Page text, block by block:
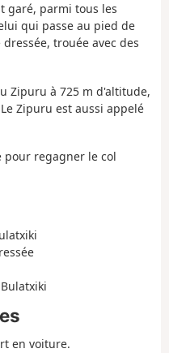
garé, parmi tous les
qui passe au pied de
trouée avec des
Zipuru à 725 m d'altitude,
Zipuru est aussi appelé
pour regagner le col
en voiture.